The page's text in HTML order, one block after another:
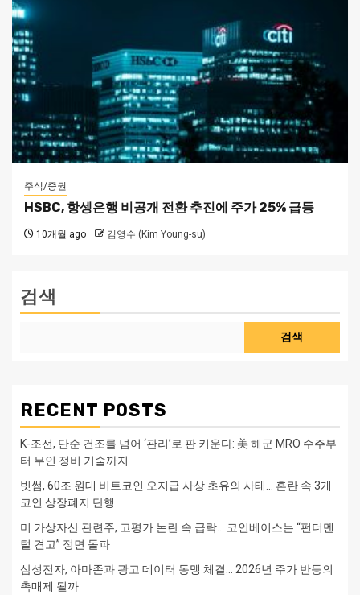
주식/증권
HSBC, 항셍은행 비공개 전환 추진에 주가 25% 급등
10개월 ago 김영수 (Kim Young-su)
검색
검색
RECENT POSTS
K-조선, 단순 건조를 넘어 ‘관리’로 판 키운다: 美 해군 MRO 수주부
터 무인 정비 기술까지
빗썸, 60조 원대 비트코인 오지급 사상 초유의 사태… 혼란 속 3개
코인 상장폐지 단행
미 가상자산 관련주, 고평가 논란 속 급락… 코인베이스는 “펀더멘
털 견고” 정면 돌파
삼성전자, 아마존과 광고 데이터 동맹 체결… 2026년 주가 반등의
촉매제 될까